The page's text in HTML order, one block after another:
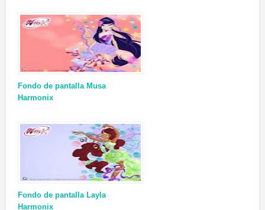
Fondo de pantalla Musa
Harmonix
Fondo de pantalla Layla
Harmonix